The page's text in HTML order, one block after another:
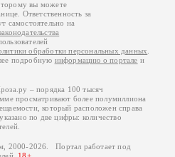
вы можете
Ответственность за
самостоятельно на
обработки персональных данных
подробную информацию о портале и
– порядка 100 тысяч
просматривают более полумиллиона
который расположен справа
по две цифры: количество
2000-2026. Портал работает под